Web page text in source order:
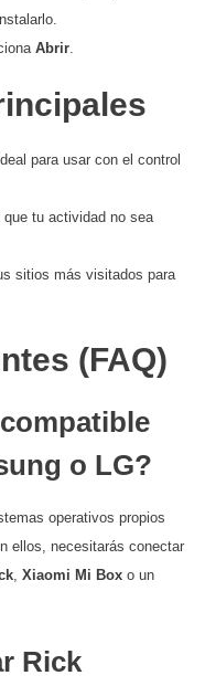
Abrir.
para usar con el control
que tu actividad no sea
sitios más visitados para
(FAQ)
o LG?
operativos propios
ellos, necesitarás conectar
, Xiaomi Mi Boxo un
Rick